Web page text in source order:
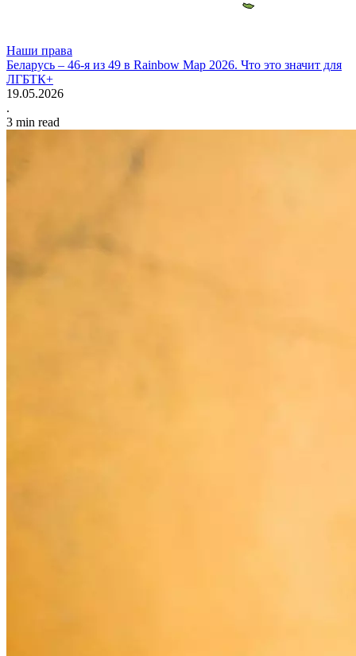
Наши права
Беларусь – 46-я из 49 в Rainbow Map 2026. Что это значит для
ЛГБТК+
19.05.2026
.
3 min read